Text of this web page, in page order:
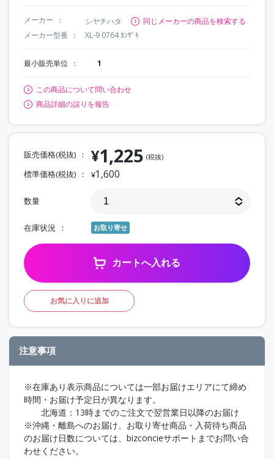
メーカー シヤチハタ
同じメーカーの商品を検索する
メーカー型番
XL-9 0764 ｶﾝｻﾞｷ
最小販売単位 1
この商品について問い合わせ
商品詳細の誤りを報告
販売価格(税抜) ¥1,225 (税抜)
標準価格(税抜) ¥1,600
数量
在庫状況 お取り寄せ
カートへ入れる
お気に入りに追加
注意事項
※在庫あり表示商品については一部お届けエリアにて締め
時間・お届け予定日が異なります。
北海道：13時までのご注文で翌営業日以降のお届け
※沖縄・離島へのお届け、お取り寄せ商品・入荷待ち商品
のお届け日数については、bizconcieサポートまでお問い合
わせください。